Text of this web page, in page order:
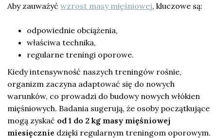
Aby zauważyć wzrost masy mięśniowej, kluczowe są:
odpowiednie obciążenia,
właściwa technika,
regularne treningi oporowe.
Kiedy intensywność naszych treningów rośnie,
organizm zaczyna adaptować się do nowych
warunków, co prowadzi do budowy nowych włókien
mięśniowych. Badania sugerują, że osoby początkujące
mogą zyskać od 1 do 2 kg masy mięśniowej
miesięcznie dzięki regularnym treningom oporowym.